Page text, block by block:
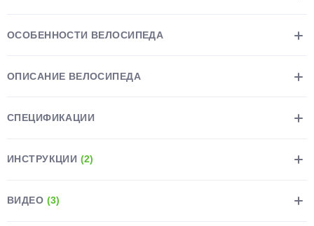
ОСОБЕННОСТИ ВЕЛОСИПЕДА
ОПИСАНИЕ ВЕЛОСИПЕДА
СПЕЦИФИКАЦИИ
ИНСТРУКЦИИ (2)
ВИДЕО (3)